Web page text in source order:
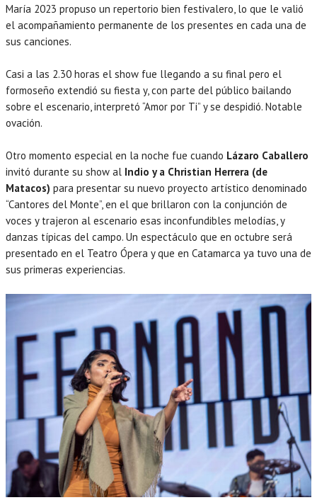
María 2023 propuso un repertorio bien festivalero, lo que le valió
el acompañamiento permanente de los presentes en cada una de
sus canciones.
Casi a las 2.30 horas el show fue llegando a su final pero el
formoseño extendió su fiesta y, con parte del público bailando
sobre el escenario, interpretó “Amor por Ti” y se despidió. Notable
ovación.
Otro momento especial en la noche fue cuando Lázaro Caballero
invitó durante su show al Indio y a Christian Herrera (de
Matacos) para presentar su nuevo proyecto artístico denominado
“Cantores del Monte”, en el que brillaron con la conjunción de
voces y trajeron al escenario esas inconfundibles melodías, y
danzas típicas del campo. Un espectáculo que en octubre será
presentado en el Teatro Ópera y que en Catamarca ya tuvo una de
sus primeras experiencias.